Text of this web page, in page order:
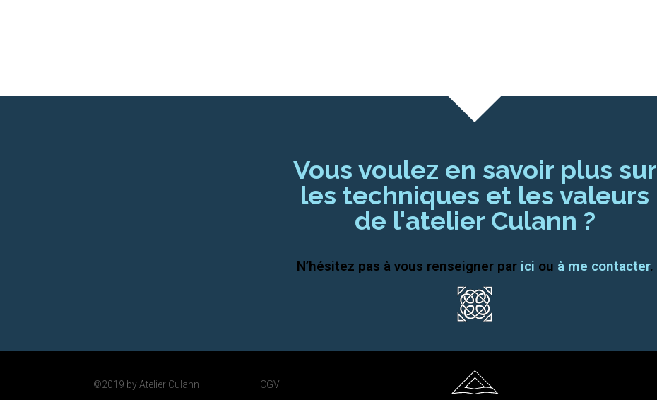
Vous voulez en savoir plus sur
les techniques et les valeurs
de l'atelier Culann ?
N’hésitez pas à vous renseigner par ici ou à me contacter.
©2019 by Atelier Culann CGV